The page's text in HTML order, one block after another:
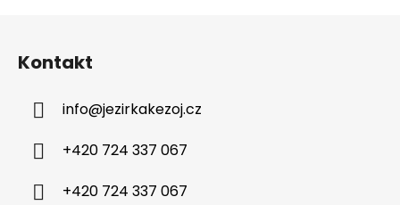
Kontakt
info@jezirkakezoj.cz
+420 724 337 067
+420 724 337 067